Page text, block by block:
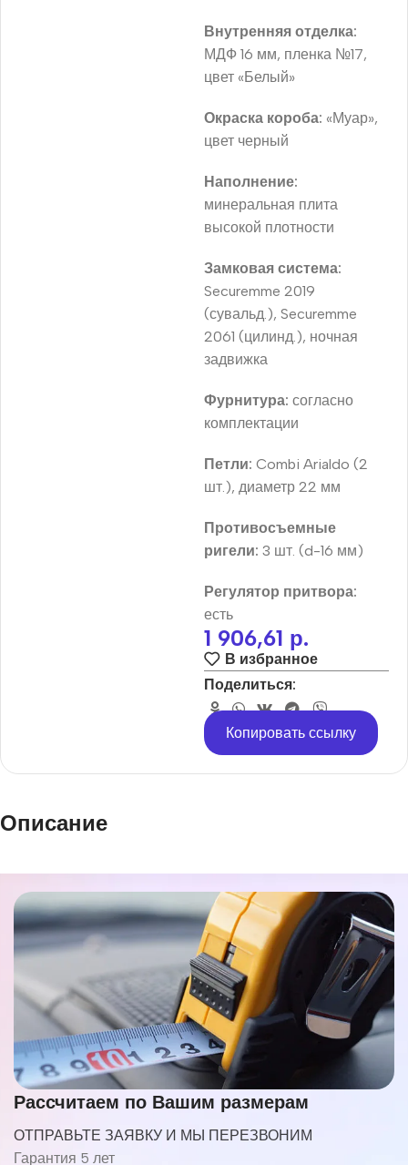
Внутренняя отделка:
МДФ 16 мм, пленка №17,
цвет «Белый»
Окраска короба: «Муар»,
цвет черный
Наполнение:
минеральная плита
высокой плотности
Замковая система:
Securemme 2019
(сувальд.), Securemme
2061 (цилинд.), ночная
задвижка
Фурнитура: согласно
комплектации
Петли: Combi Arialdo (2
шт.), диаметр 22 мм
Противосъемные
ригели: 3 шт. (d-16 мм)
Регулятор притвора:
есть
1 906,61 р.
В избранное
Поделиться:
Копировать ссылку
Описание
Рассчитаем по Вашим размерам
ОТПРАВЬТЕ ЗАЯВКУ И МЫ ПЕРЕЗВОНИМ
Гарантия 5 лет